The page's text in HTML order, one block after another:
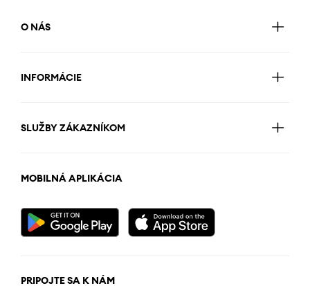
O NÁS
INFORMÁCIE
SLUŽBY ZÁKAZNÍKOM
MOBILNÁ APLIKÁCIA
PRIPOJTE SA K NÁM